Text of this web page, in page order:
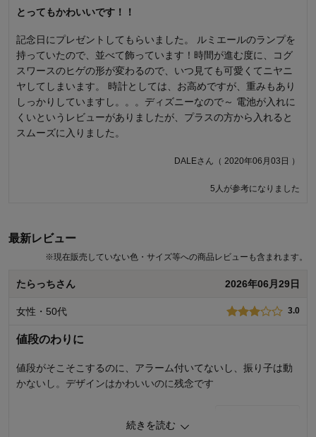
とってもかわいいです！！
記念日にプレゼントしてもらいました。 ルミエールのランプを
持っていたので、並べて飾っています！時間が進む度に、コグ
スワースのヒゲの形が変わるので、いつ見ても可愛くてニヤニ
ヤしてしまいます。 時計としては、お高めですが、重みもあり
しっかりしていますし。。。ディズニーなので～ 電池が入れに
くいというレビューがありましたが、プラスの方から入れると
スムーズに入りました。
DALEさん（ 2020年06月03日 ）
5人が参考になりました
時計としてはどうなのか？
とにかく時刻が遅れる。電池が少なくなっているのか？と新し
いものに替えてみたが同じ。不良品なのかと思ったが、すでに
交換可能期限も過ぎていたので出来ず今はただの置物になって
います。取説付きと書いてあるが入ってなかったし本当にきち
んと検品しているのか怪しいところです。デザインは良いがや
っぱり中国製だなという残念な商品です。これでこの価格はな
いですね・・
くろうささん（ 2020年11月29日 ）
商品のご購入、ならびにレビューへのご投稿ありがとうございます。
します。今後もお客様により満足度の高い商品をお届けできるよう努
千趣会 担当者
11人が参考になりました
最新レビュー
※現在販売していない色・サイズ等への商品レビューも含まれます。
たらっちさん 2026年06月29日
女性・50代 3.0
値段のわりに
値段がそこそこするのに、アラーム付いてないし、振り子は動
かないし。デザインはかわいいのに残念です
続きを読む